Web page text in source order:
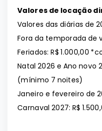
Valores de locação
Valores das diárias de
Fora da temporada de
Feriados: R$ 1.000,00
Natal 2026 e Ano novo
(mínimo 7 noites)
Janeiro e fevereiro de
Carnaval 2027: R$